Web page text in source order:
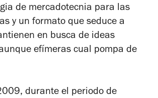
de mercadotecnia para las
y un formato que seduce a
en busca de ideas
efímeras cual pompa de
durante el periodo de